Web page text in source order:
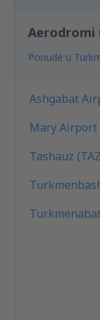
Aerodromi
Ponude u
Ashgabat
Mary Airport
Tashauz